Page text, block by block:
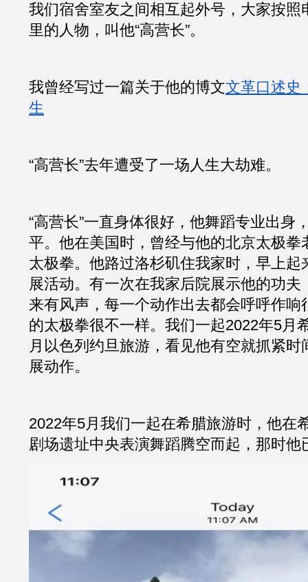
我们宿舍室友之间相互起外号，大家按照
里的人物，叫他“高营长”。
我曾经写过一篇关于他的博文文革口述史
生
“高营长”去年遭受了一场人生大劫难。
“高营长”一直身体很好，他舞蹈专业出身
平。他在美国时，曾经与他的北京太极拳
太极拳。他路过洛杉矶住我家时，早上起
展活动。有一次在我家后院展示他的功夫
来有风声，每一个动作出去都会呼呼作响
的太极拳很不一样。我们一起2022年5月
月以色列约旦旅游，看见他有空就抓紧时
展动作。
2022年5月我们一起在希腊旅游时，他在
剧场遗址中央表演舞蹈腾空而起，那时他